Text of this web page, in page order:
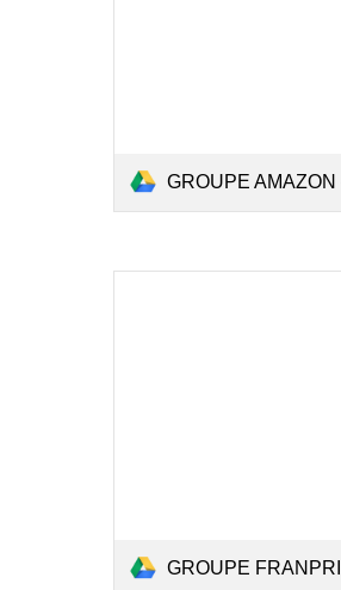
GROUPE AMAZON -
GROUPE FRANPRIX -